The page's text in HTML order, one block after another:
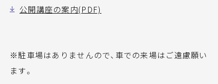
公開講座の案内(PDF)
※駐車場はありませんので、車での来場はご遠慮願い
ます。